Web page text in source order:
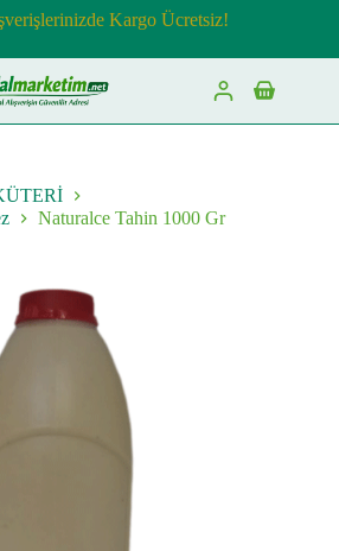
Kargo Ücretsiz!
Shopping
cart
Naturalce Tahin 1000 Gr